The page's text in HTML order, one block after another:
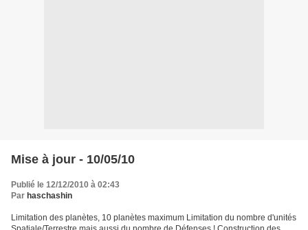
Mise à jour - 10/05/10
Publié le 12/12/2010 à 02:43
Par haschashin
Limitation des planètes, 10 planètes maximum Limitation du nombre d'unités